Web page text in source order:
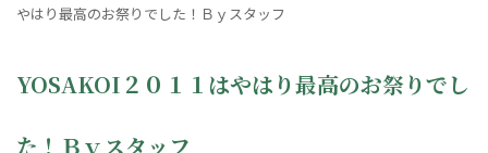
やはり最高のお祭りでした！Ｂｙスタッフ
YOSAKOI２０１１はやはり最高のお祭りでし
た！Ｂｙスタッフ